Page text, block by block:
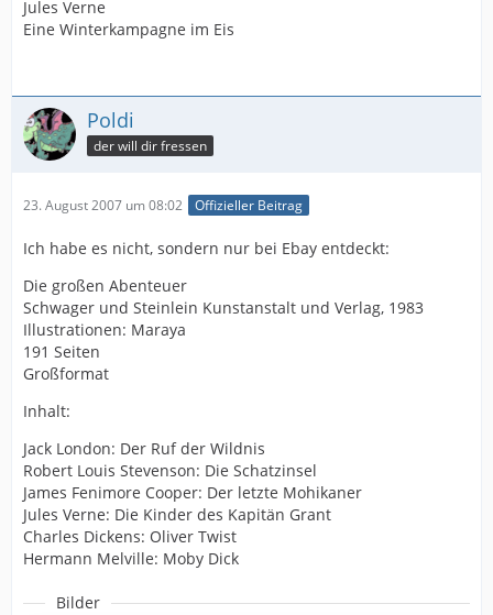
Jules Verne
Eine Winterkampagne im Eis
Poldi
der will dir fressen
23. August 2007 um 08:02 Offizieller Beitrag
Ich habe es nicht, sondern nur bei Ebay entdeckt:
Die großen Abenteuer
Schwager und Steinlein Kunstanstalt und Verlag, 1983
Illustrationen: Maraya
191 Seiten
Großformat
Inhalt:
Jack London: Der Ruf der Wildnis
Robert Louis Stevenson: Die Schatzinsel
James Fenimore Cooper: Der letzte Mohikaner
Jules Verne: Die Kinder des Kapitän Grant
Charles Dickens: Oliver Twist
Hermann Melville: Moby Dick
Bilder